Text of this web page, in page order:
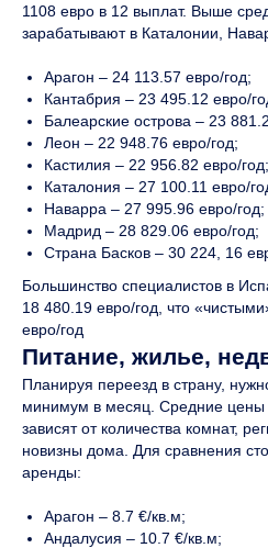
1108 евро в 12 выплат. Выше
зарабатывают в Каталонии,
Арагон – 24 113.57 евро/год;
Кантабрия – 23 495.12 евро/
Балеарские острова – 23
Леон – 22 948.76 евро/год;
Кастилия – 22 956.82 евро/год;
Каталония – 27 100.11 евро/
Наварра – 27 995.96 евро/год;
Мадрид – 28 829.06 евро/год;
Страна Басков – 30 224, 16
Большинство специалистов в
18 480.19 евро/год, что
евро/год
Питание, жилье,
Планируя переезд в страну,
минимум в месяц. Средние цены
зависят от количества комнат,
новизны дома. Для сравнения
аренды:
Арагон – 8.7 €/кв.м;
Андалусия – 10.7 €/кв.м;